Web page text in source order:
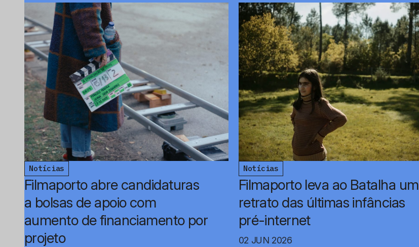
Notícias
Filmaporto abre candidaturas
a bolsas de apoio com
aumento de financiamento por
projeto
Notícias
Filmaporto leva ao Batalha um
retrato das últimas infâncias
pré-internet
02 JUN 2026